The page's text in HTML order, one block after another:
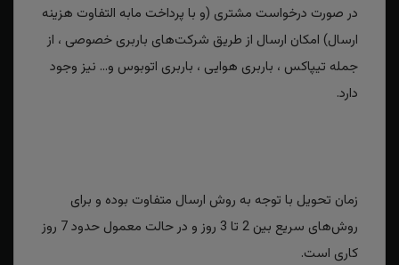
در صورت درخواست مشتری (و با پرداخت مابه التفاوت هزینه
ارسال) امکان ارسال از طریق شرکت‌های باربری خصوصی ، از
جمله تیپاکس ، باربری هوایی ، باربری اتوبوس و... نیز وجود
دارد.
زمان تحویل با توجه به روش ارسال متفاوت بوده و برای
روش‌های سریع بین 2 تا 3 روز و در حالت معمول حدود 7 روز
کاری است.